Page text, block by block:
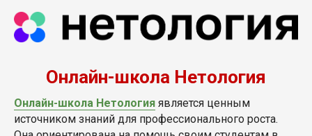
Онлайн-школа Нетология
Онлайн-школа Нетология является ценным
источником знаний для профессионального роста.